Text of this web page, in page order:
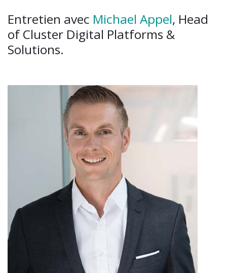
Entretien avec Michael Appel, Head
of Cluster Digital Platforms &
Solutions.